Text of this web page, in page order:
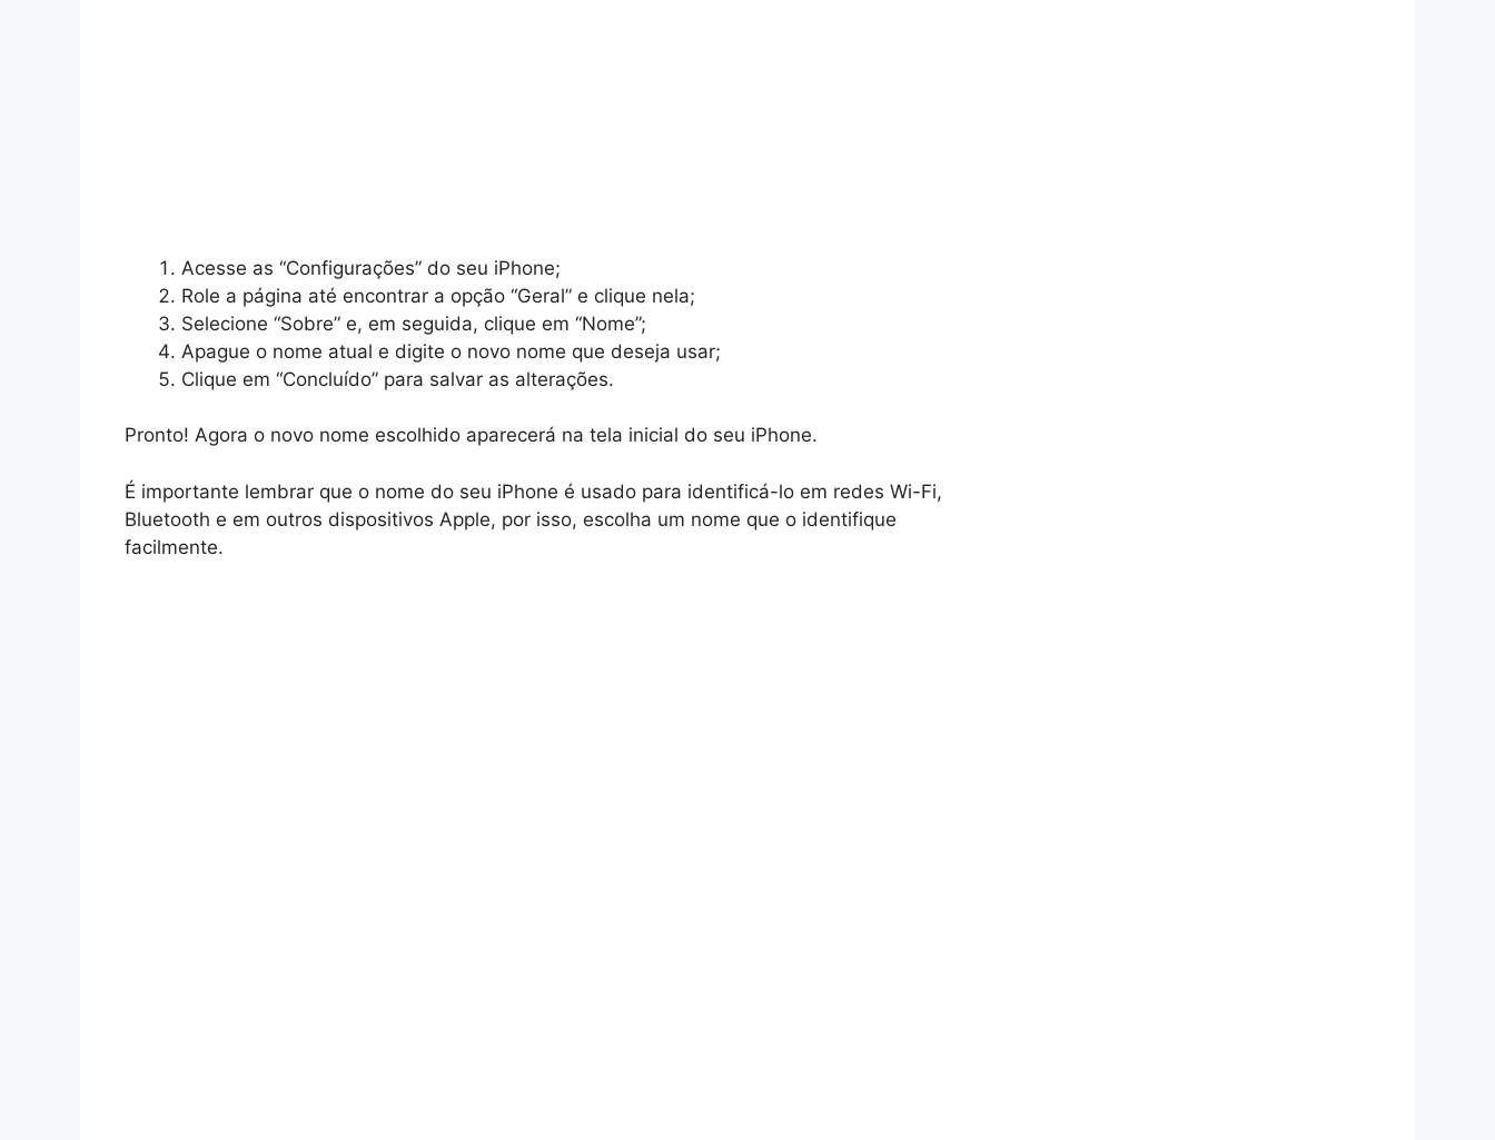
Acesse as “Configurações” do seu iPhone;
Role a página até encontrar a opção “Geral” e clique nela;
Selecione “Sobre” e, em seguida, clique em “Nome”;
Apague o nome atual e digite o novo nome que deseja usar;
Clique em “Concluído” para salvar as alterações.
Pronto! Agora o novo nome escolhido aparecerá na tela inicial do seu iPhone.
É importante lembrar que o nome do seu iPhone é usado para identificá-lo em redes Wi-Fi,
Bluetooth e em outros dispositivos Apple, por isso, escolha um nome que o identifique
facilmente.